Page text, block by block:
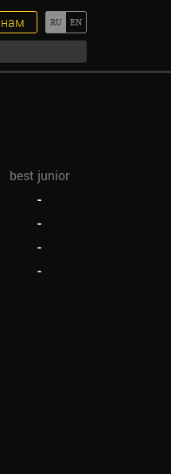
best junior
-
-
-
-